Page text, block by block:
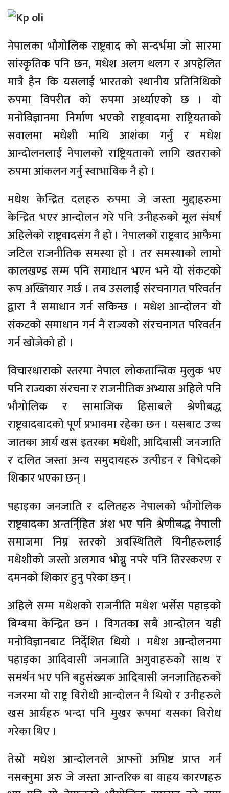
नेपालका भौगोलिक राष्ट्रवाद को सन्दर्भमा जो सारमा
सांस्कृतिक पनि छन, मधेश अलग थलग र अपहेलित
मात्रै हैन कि यसलाई भारतको स्थानीय प्रतिनिधिको
रुपमा विपरीत को रुपमा अर्थ्याएको छ । यो
मनोविज्ञानमा निर्माण भएको राष्ट्रवादमा राष्ट्रियताको
सवालमा मधेशी माथि आशंका गर्नु र मधेश
आन्दोलनलाई नेपालको राष्ट्रियताको लागि खतराको
रुपमा आंकलन गर्नु स्वाभाविक नै हो ।
मधेश केन्द्रित दलहरु रुपमा जे जस्ता मुद्दाहरुमा
केन्द्रित भएर आन्दोलन गरे पनि उनीहरुको मूल संघर्ष
अहिलेको राष्ट्रवादसंग नै हो । नेपालको राष्ट्रवाद आफैमा
जटिल राजनीतिक समस्या हो । तर समस्याको लामो
कालखण्ड सम्म पनि समाधान भएन भने यो संकटको
रूप अख्तियार गर्छ । तब उसलाई संरचनागत परिवर्तन
द्वारा नै समाधान गर्न सकिन्छ । मधेश आन्दोलन यो
संकटको समाधान गर्न नै राज्यको संरचनागत परिवर्तन
गर्न खोजेको हो ।
विचारधाराको स्तरमा नेपाल लोकतान्त्रिक मुलुक भए
पनि राज्यका संरचना र राजनीतिक अभ्यास अहिले पनि
भौगोलिक र सामाजिक हिसाबले श्रेणीबद्ध
राष्ट्रवादवादको पूर्ण प्रभावमा रहेका छन । यसबाट उच्च
जातका आर्य खस इतरका मधेशी, आदिवासी जनजाति
र दलित जस्ता अन्य समुदायहरु उत्पीडन र विभेदको
शिकार भएका छन् ।
पहाड़का जनजाति र दलितहरु नेपालको भौगोलिक
राष्ट्रवादका अन्तर्नि्हित अंश भए पनि श्रेणीबद्ध नेपाली
समाजमा निम्न स्तरको अवस्थितिले यिनीहरुलाई
मधेशीको जस्तो अलगाव भोग्नु नपरे पनि तिरस्करण र
दमनको शिकार हुनु परेका छन् ।
अहिले सम्म मधेशको राजनीति मधेश भर्सेस पहाड़को
बिम्बमा केन्द्रित छन । विगतका सबै आन्दोलन यही
मनोविज्ञानबाट निर्दे्शित थियो । मधेश आन्दोलनमा
पहाड़का आदिवासी जनजाति अगुवाहरुको साथ र
समर्थन भए पनि बहुसंख्यक आदिवासी जनजातिहरुको
नजरमा यो राष्ट्र विरोधी आन्दोलन नै थियो र उनीहरुले
खस आर्यहरु भन्दा पनि मुखर रूपमा यसका विरोध
गरेका थिए ।
तेस्रो मधेश आन्दोलनले आफ्नो अभिष्ट प्राप्त गर्न
नसक्नुमा अरु जे जस्ता आन्तरिक वा वाहय कारणहरु